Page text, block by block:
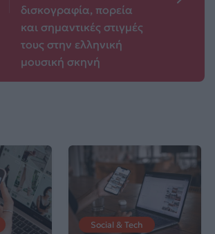
δισκογραφία, πορεία
και σημαντικές στιγμές
τους στην ελληνική
μουσική σκηνή
Social & Tech